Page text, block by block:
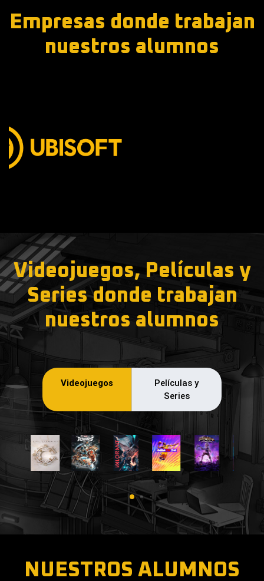
Empresas donde trabajan
nuestros alumnos
Videojuegos, Películas y
Series donde trabajan
nuestros alumnos
Videojuegos
Películas y
Series
NUESTROS ALUMNOS